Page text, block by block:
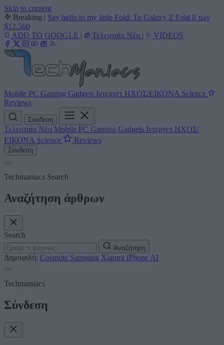
Skip to content
Breaking | Say hello to my little Fold: Το Galaxy Z Fold 8 των
$12.560
ADD TO GOOGLE | Τελευταία Νέα | VIDEOS
Mobile PC Gaming Gadgets Ιντερνετ ΗΧΟΣ/ΕΙΚΟΝΑ Science
Reviews
Σύνδεση
Τελευταία Νέα Mobile PC Gaming Gadgets Ιντερνετ ΗΧΟΣ/
ΕΙΚΟΝΑ Science Reviews
Σύνδεση
Techmaniacs Search
Αναζήτηση άρθρων
Search
Αναζήτηση
Δημοφιλή: Cosmote Samsung Xiaomi iPhone AI
Techmaniacs
Σύνδεση